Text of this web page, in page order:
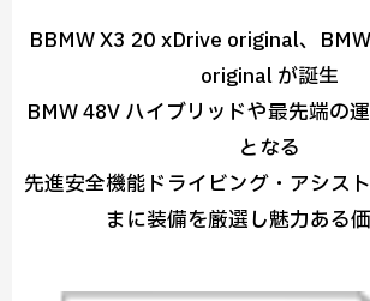
BBMW X3 20 xDrive original、
original が誕生
BMW 48V ハイブリッドや最先端の
となる
先進安全機能ドライビング・アシス
まに装備を厳選し魅力ある